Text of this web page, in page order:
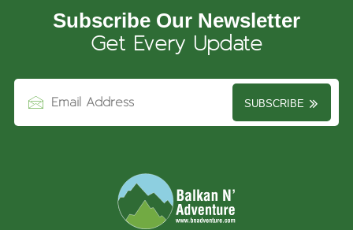
Subscribe Our Newsletter
Get Every Update
SUBSCRIBE